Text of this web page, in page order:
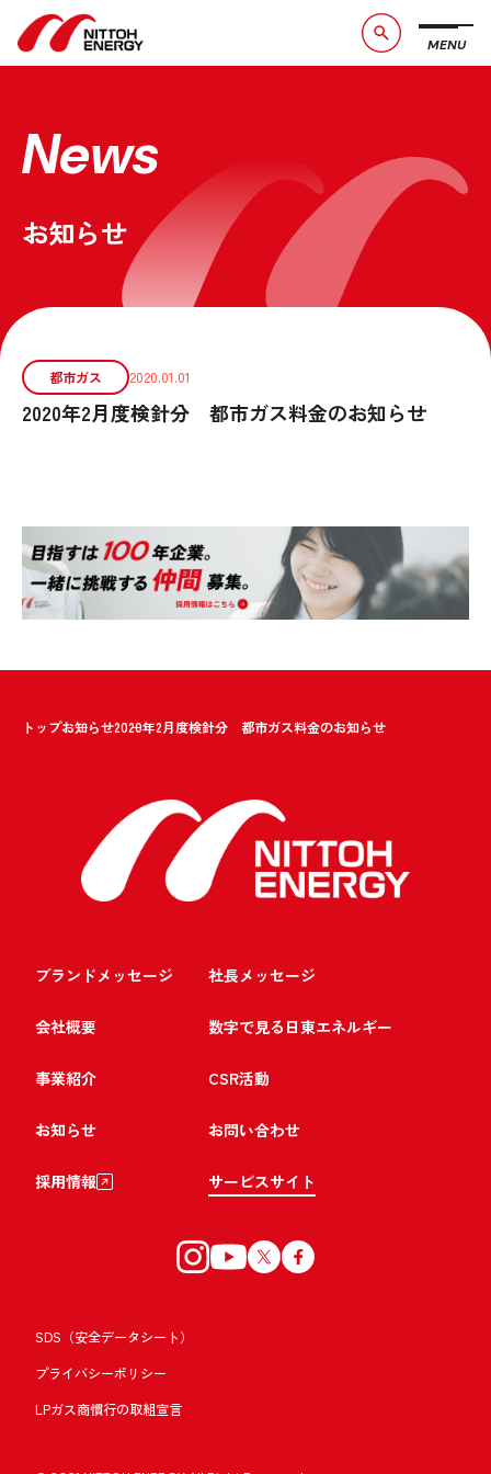
MENU
ブランドメッセージ
事業紹介
お問い合わせ
サービスサイト
News
お知らせ
都市ガス 2020.01.01
2020年2月度検針分 都市ガス料金のお知らせ
トップお知らせ2020年2月度検針分 都市ガス料金のお知らせ
ブランドメッセージ 社長メッセージ
会社概要 数字で見る日東エネルギー
事業紹介 CSR活動
お知らせ お問い合わせ
採用情報 サービスサイト
SDS（安全データシート）
プライバシーポリシー
LPガス商慣行の取組宣言